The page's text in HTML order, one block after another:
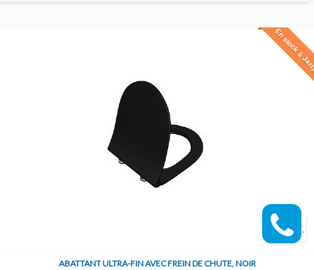
En stock à
ABATTANT ULTRA-FIN AVEC FREIN DE CHUTE, NOIR